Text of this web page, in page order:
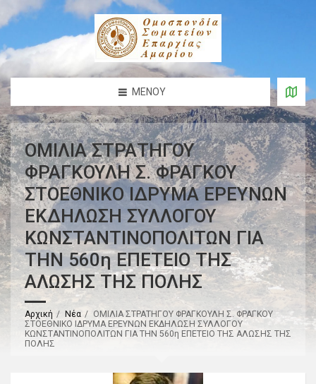
ΜΕΝΟΎ
ΟΜΙΛΙΑ Σ ΤΡΑΤΗΓΟΥ
ΦΡΑΓΚΟΥΛΗ Σ. ΦΡΑΓΚΟΥ
ΣΤΟΕΘΝΙΚΟ ΙΔ ΡΥΜΑ ΕΡΕΥΝΩΝ
ΕΚΔΗΛΩΣ Η ΣΥΛΛΟΓΟΥ
ΚΩΝΣΤΑΝΤΙ ΝΟΠΟΛΙΤΩΝ ΓΙΑ
ΤΗΝ 560η ΕΠΕΤΕΙΟ ΤΗΣ
ΑΛΩΣΗΣ ΤΗ Σ ΠΟΛΗΣ
Αρχική Νέα
ΟΜΙΛΙΑ Σ ΤΡΑΤΗΓΟΥ ΦΡΑΓΚΟΥΛΗ Σ. ΦΡΑΓΚΟΥ
ΣΤΟΕΘΝΙΚΟ ΙΔ ΡΥΜΑ ΕΡΕΥΝΩΝ ΕΚΔΗΛΩΣ Η ΣΥΛΛΟΓΟΥ
ΚΩΝΣΤΑΝΤΙ ΝΟΠΟΛΙΤΩΝ ΓΙΑ ΤΗΝ 560η ΕΠΕΤΕΙΟ ΤΗΣ ΑΛΩΣΗΣ ΤΗ Σ
ΠΟΛΗΣ